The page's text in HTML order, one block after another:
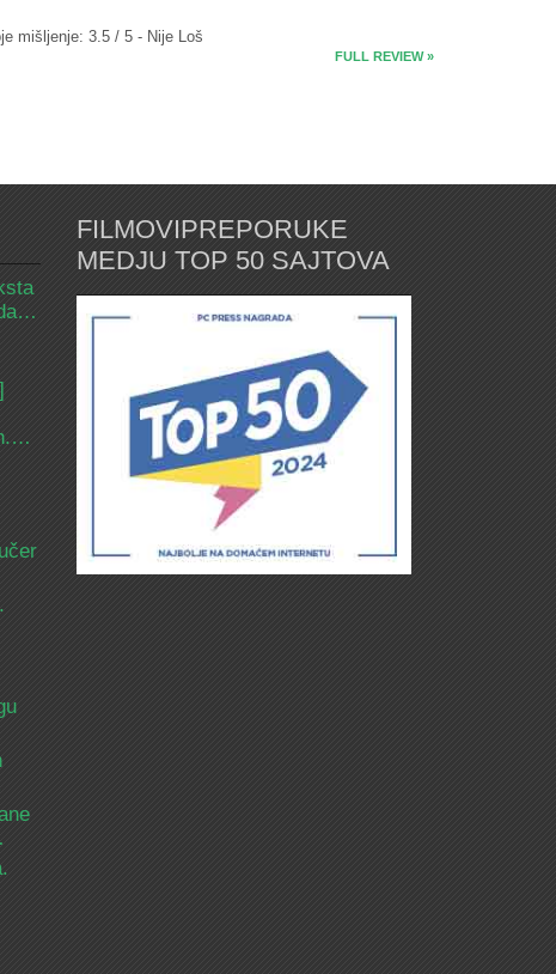
mišljenje: 3.5 / 5 - Nije Loš
FULL REVIEW »
FILMOVIPREPORUKE
MEDJU TOP 50 SAJTOVA